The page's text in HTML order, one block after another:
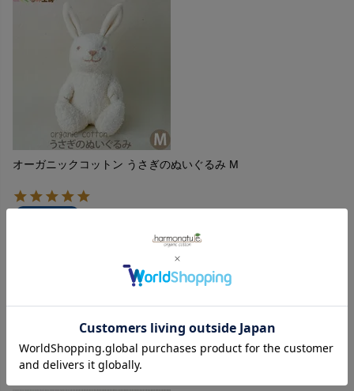
オーガニックコットン うさぎのぬいぐるみ M
とっても可愛いうさぎちゃんのぬいぐるみです。造りがしっ
かりしているので、抱き心地がとても良いです。とても可愛